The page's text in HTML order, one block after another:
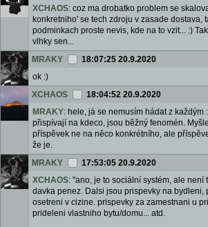
XCHAOS: coz ma drobatko problem se
konkretniho' se tech zdroju v zasade dostava,
podminkach proste nevis, kde na to vzit... :)
vlhky sen...
MRAKY
18:07:25 20.9.2020
ok :)
XCHAOS
18:04:52 20.9.2020
MRAKY: hele, já se nemusím hádat z každým
přispívají na kdeco, jsou běžný fenomén.
příspěvek ne na něco konkrétního, ale
že je.
MRAKY
17:53:05 20.9.2020
XCHAOS: "ano, je to sociální systém, ale není
davka penez. Dalsi jsou prispevky na bydleni,
osetreni v cizine. prispevky za zamestnani u
prideleni vlastniho bytu/domu... atd.